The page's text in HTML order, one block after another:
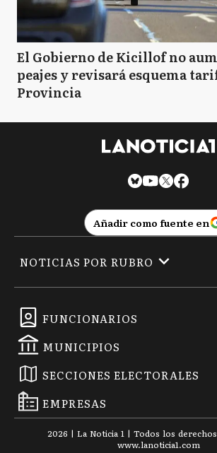
El Gobierno de Kicillof no
peajes y revisará esquema
Provincia
Añadir como fuente en
FUNCIONARIOS
MUNICIPIOS
SECCIONES ELECTORALES
EMPRESAS
NOTICIAS POR RUBRO
2026 | La Noticia 1 | Todos los
www.lanoticia1.com